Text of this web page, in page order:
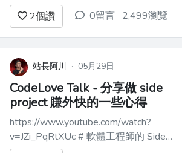
實戰經驗分享｜愛寫扣論壇直播摘要 > 🗓️
日期：某週二 > 🎙️ 主講人：愛寫扣論壇
站長阿川 > 🕒 直播時間：約 30 分鐘 --...
2個讚 0留言 2,499瀏覽
站長阿川 · 05月29日
CodeLove Talk - 分享做 side
project 賺外快的一些心得
https://www.youtube.com/watch?
v=JZi_PqRtXUc # 軟體工程師的 Side